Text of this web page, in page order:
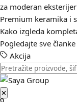
za moderan eksterijer
Premium keramika i
Kako izgleda
Pogledajte sve
Akcija
✕